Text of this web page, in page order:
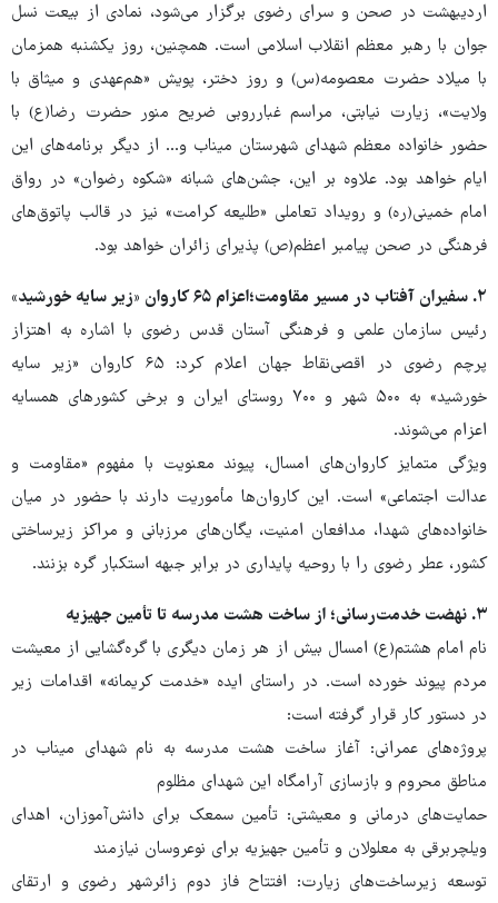
اردیبهشت‌ در صحن و سرای رضوی برگزار می‌شود، نمادی از بیعت نسل
جوان با رهبر معظم انقلاب اسلامی است. همچنین، روز یکشنبه همزمان
با میلاد حضرت معصومه(س) و روز دختر، پویش «هم‌عهدی و میثاق با
ولایت»، زیارت نیابتی، مراسم غبارروبی ضریح منور حضرت رضا(ع) با
حضور خانواده معظم شهدای شهرستان میناب و... از دیگر برنامه‌های این
ایام خواهد بود. علاوه بر این، جشن‌های شبانه «شکوه رضوان» در رواق
امام خمینی(ره) و رویداد تعاملی «طلیعه کرامت» نیز در قالب پاتوق‌های
فرهنگی در صحن پیامبر اعظم(ص) پذیرای زائران خواهد بود.
۲. سفیران آفتاب در مسیر مقاومت؛اعزام ۶۵ کاروان «زیر سایه خورشید»
رئیس سازمان علمی و فرهنگی آستان قدس رضوی با اشاره به اهتزاز
پرچم رضوی در اقصی‌نقاط جهان اعلام کرد: ۶۵ کاروان «زیر سایه
خورشید» به ۵۰۰ شهر و ۷۰۰ روستای ایران و برخی کشورهای همسایه
اعزام می‌شوند.
ویژگی متمایز کاروان‌های امسال، پیوند معنویت با مفهوم «مقاومت و
عدالت اجتماعی» است. این کاروان‌ها مأموریت دارند با حضور در میان
خانواده‌های شهدا، مدافعان امنیت، یگان‌های مرزبانی و مراکز زیرساختی
کشور، عطر رضوی را با روحیه پایداری در برابر جبهه استکبار گره بزنند.
۳. نهضت خدمت‌رسانی؛ از ساخت هشت مدرسه تا تأمین جهیزیه
نام امام هشتم(ع) امسال بیش از هر زمان دیگری با گره‌گشایی از معیشت
مردم پیوند خورده است. در راستای ایده «خدمت کریمانه» اقدامات زیر
در دستور کار قرار گرفته است:
پروژه‌های عمرانی: آغاز ساخت هشت مدرسه به نام شهدای میناب در
مناطق محروم و بازسازی آرامگاه این شهدای مظلوم
حمایت‌های درمانی و معیشتی: تأمین سمعک برای دانش‌آموزان، اهدای
ویلچربرقی به معلولان و تأمین جهیزیه برای نوعروسان نیازمند
توسعه زیرساخت‌های زیارت: افتتاح فاز دوم زائرشهر رضوی و ارتقای